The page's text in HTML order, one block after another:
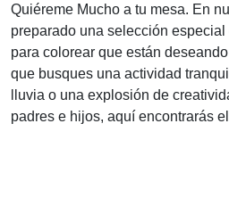
Quiéreme Mucho a tu mesa. En
preparado una selección
para colorear que están
que busques una actividad
lluvia o una explosión de
padres e hijos, aquí encontrarás